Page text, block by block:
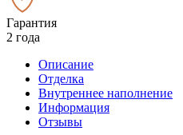
Гарантия
2 года
Описание
Отделка
Внутреннее наполнение
Информация
Отзывы